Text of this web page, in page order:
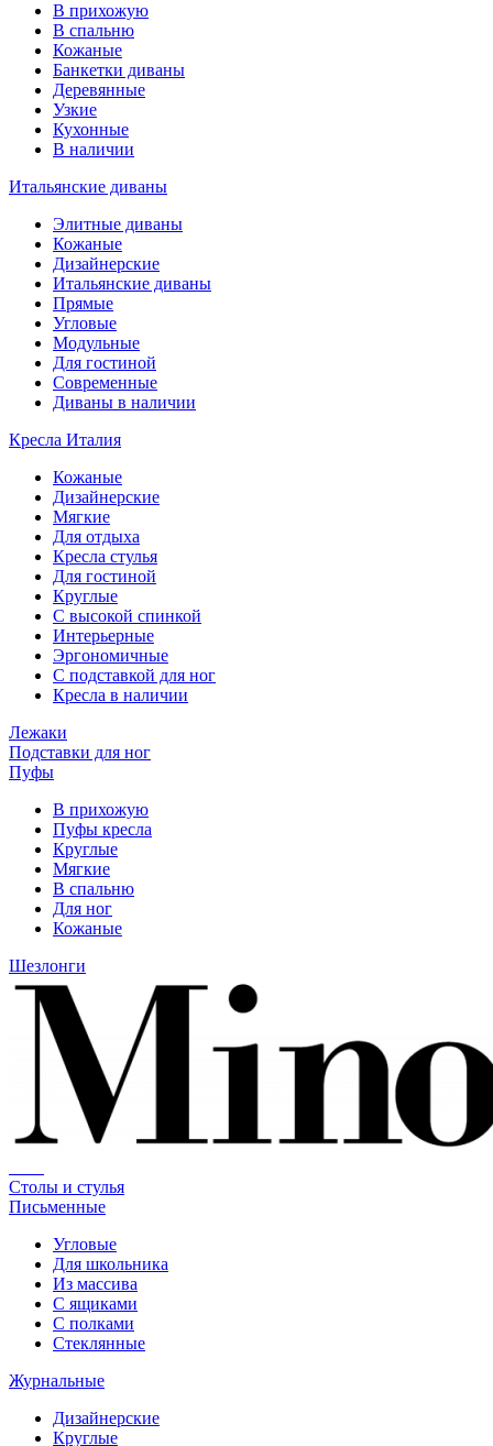
В прихожую
В спальню
Кожаные
Банкетки диваны
Деревянные
Узкие
Кухонные
В наличии
Итальянские диваны
Элитные диваны
Кожаные
Дизайнерские
Итальянские диваны
Прямые
Угловые
Модульные
Для гостиной
Современные
Диваны в наличии
Кресла Италия
Кожаные
Дизайнерские
Мягкие
Для отдыха
Кресла стулья
Для гостиной
Круглые
С высокой спинкой
Интерьерные
Эргономичные
С подставкой для ног
Кресла в наличии
Лежаки
Подставки для ног
Пуфы
В прихожую
Пуфы кресла
Круглые
Мягкие
В спальню
Для ног
Кожаные
Шезлонги
Столы и стулья
Письменные
Угловые
Для школьника
Из массива
С ящиками
С полками
Стеклянные
Журнальные
Дизайнерские
Круглые